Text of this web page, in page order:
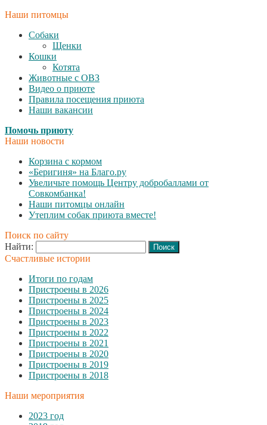
Наши питомцы
Собаки
Щенки
Кошки
Котята
Животные с ОВЗ
Видео о приюте
Правила посещения приюта
Наши вакансии
Помочь приюту
Наши новости
Корзина с кормом
«Беригиня» на Благо.ру
Увеличьте помощь Центру добробаллами от
Совкомбанка!
Наши питомцы онлайн
Утеплим собак приюта вместе!
Поиск по сайту
Найти:
Счастливые истории
Итоги по годам
Пристроены в 2026
Пристроены в 2025
Пристроены в 2024
Пристроены в 2023
Пристроены в 2022
Пристроены в 2021
Пристроены в 2020
Пристроены в 2019
Пристроены в 2018
Наши мероприятия
2023 год